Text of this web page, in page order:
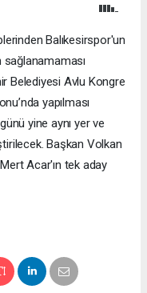
Balıkesirspor'un
Belediyesi Avlu Kongre
yapılması
yine aynı yer ve
Başkan Volkan
Acar'ın tek aday